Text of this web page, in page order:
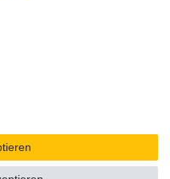
es sich um ein Pflichtfeld.